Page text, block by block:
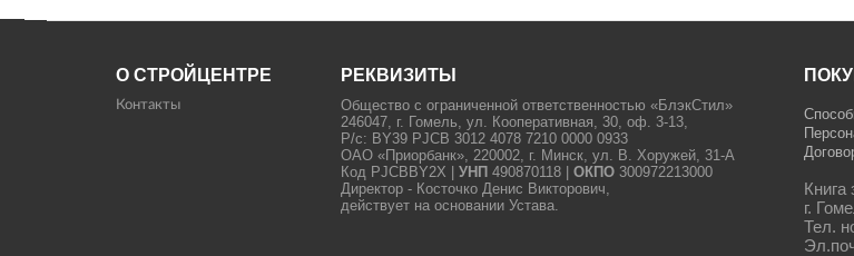
О СТРОЙЦЕНТРЕ
Контакты
РЕКВИЗИТЫ
Общество с ограниченной ответственностью «БлэкСтил»
246047, г. Гомель, ул. Кооперативная, 30, оф. 3-13,
Р/с: BY39 PJCB 3012 4078 7210 0000 0933
ОАО «Приорбанк», 220002, г. Минск, ул. В. Хоружей, 31-А
Код PJCBBY2X |УНП 490870118 |ОКПО 300972213000
Директор - Косточко Денис Викторович,
действует на основании Устава.
Книга
г.
Тел.